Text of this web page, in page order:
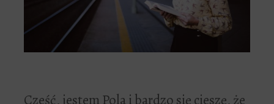
Cześć, jestem Pola i bardzo się cieszę, że